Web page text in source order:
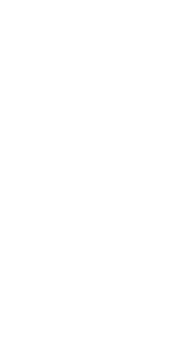
qalıb gəldi-
üçün “işçi